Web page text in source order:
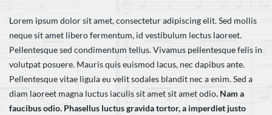
Lorem ipsum dolor sit amet, consectetur adipiscing elit. Sed mollis
neque sit amet libero fermentum, id vestibulum lectus laoreet.
Pellentesque sed condimentum tellus. Vivamus pellentesque felis in
volutpat posuere. Mauris quis euismod lacus, nec dapibus ante.
Pellentesque vitae ligula eu velit sodales blandit nec a enim. Sed a
diam laoreet magna luctus iaculis sit amet sit amet odio. Nam a
faucibus odio. Phasellus luctus gravida tortor, a imperdiet justo